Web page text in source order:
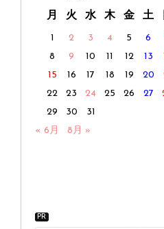
月 火 水 木 金 土
1 2 3 4 5 6
8
9 10 11 12 13
15
16 17 18 19 20
22
23 24 25 26 27
29
30
31
« 6月
8月 »
PR